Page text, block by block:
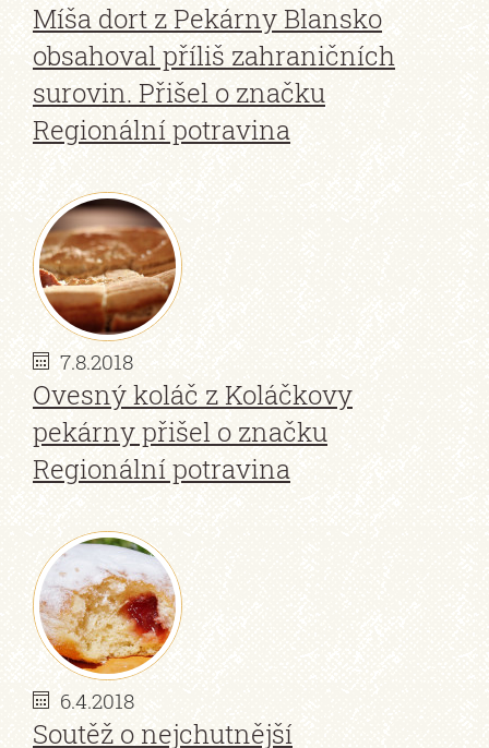
Míša dort z Pekárny Blansko
obsahoval příliš zahraničních
surovin. Přišel o značku
Regionální potravina
7.8.2018
Ovesný koláč z Koláčkovy
pekárny přišel o značku
Regionální potravina
6.4.2018
Soutěž o nejchutnější